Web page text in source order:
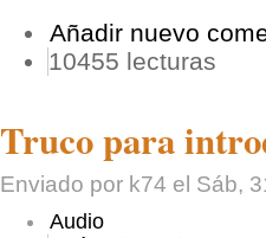
Añadir nuevo
10455 lecturas
Truco para
Enviado por k74 el Sáb,
Audio